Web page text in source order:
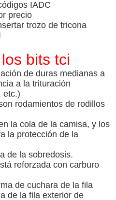
IADC
precio
trozo de tricona
bits tci
de duras medianas a
a la trituración
etc.)
rodamientos de rodillos
la cola de la camisa, y los
la protección de la
de la sobredosis.
reforzada con carburo
de cuchara de la fila
de la fila exterior de